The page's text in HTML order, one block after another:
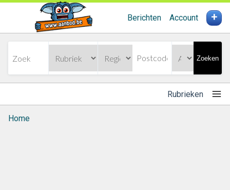
Berichten Account +
Zoeken
Rubrieken
Home